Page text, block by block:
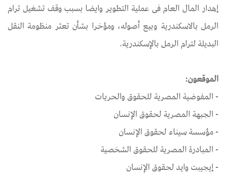
إهدار المال العام فى عملية التطوير وايضا بسبب وقف تشغيل ترام
الرمل بالاسكندرية وبيع أصوله، ومؤخرا بشأن تعثر منظومة النقل
البديلة لترام الرمل بالإسكندرية.
الموقعون:
- المفوضية المصرية للحقوق والحريات
- الجبهة المصرية لحقوق الإنسان
- مؤسسة سيناء لحقوق الإنسان
- المبادرة المصرية للحقوق الشخصية
- إيجيبت وايد لحقوق الإنسان